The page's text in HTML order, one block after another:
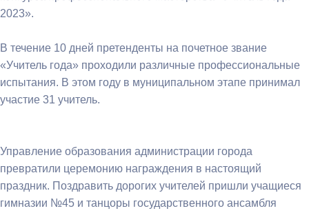
2023».
В течение 10 дней претенденты на почетное звание
«Учитель года» проходили различные профессиональные
испытания. В этом году в муниципальном этапе принимал
участие 31 учитель.
Управление образования администрации города
превратили церемонию награждения в настоящий
праздник. Поздравить дорогих учителей пришли учащиеся
гимназии №45 и танцоры государственного ансамбля